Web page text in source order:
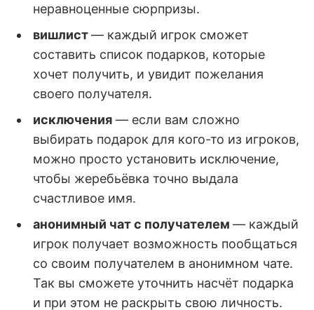
неравноценные сюрпризы.
вишлист— каждый игрок сможет
составить список подарков, которые
хочет получить, и увидит пожелания
своего получателя.
исключения— если вам сложно
выбирать подарок для кого-то из игроков,
можно просто установить исключение,
чтобы жеребьёвка точно выдала
счастливое имя.
анонимный чат с получателем — каждый
игрок получает возможность пообщаться
со своим получателем в анонимном чате.
Так вы сможете уточнить насчёт подарка
и при этом не раскрыть свою личность.